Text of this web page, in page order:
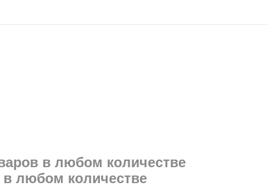
в любом количестве
любом количестве